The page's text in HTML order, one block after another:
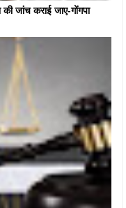
जांच कराई जाए-गोंगपा